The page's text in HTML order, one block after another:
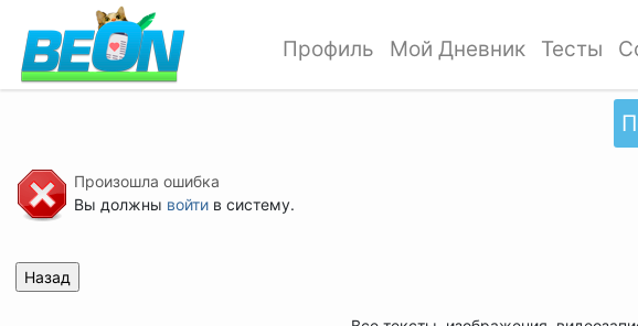
Профиль Мой Дневник Тесты
Произошла ошибка
Вы должны войтив систему.